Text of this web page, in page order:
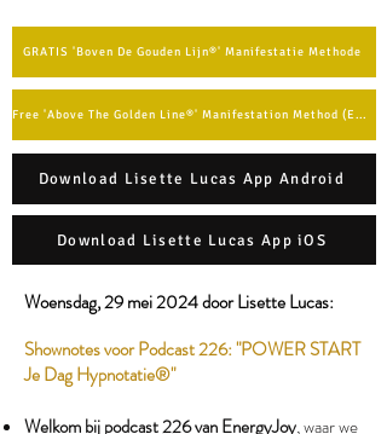
GRATIS 'Boven De Gouden Lijn®' Manifestatie Methode
Free 'Above The Golden Line®' Manifestation Method (English)
Download Lisette Lucas App Android
Download Lisette Lucas App iOS
Woensdag, 29 mei 2024 door Lisette Lucas:​
Shownotes voor Podcast 226: "POWER START
Je Dag Hypnotatie®"
Welkom bij podcast 226 van EnergyJoy, waar we